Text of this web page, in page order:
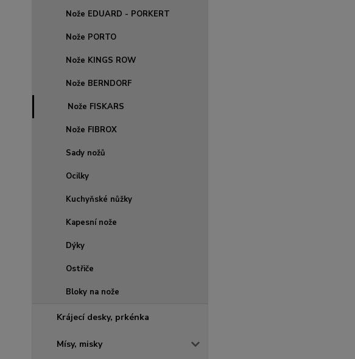
Nože EDUARD - PORKERT
Nože PORTO
Nože KINGS ROW
Nože BERNDORF
Nože FISKARS
Nože FIBROX
Sady nožů
Ocilky
Kuchyňské nůžky
Kapesní nože
Dýky
Ostřiče
Bloky na nože
Krájecí desky, prkénka
Mísy, misky